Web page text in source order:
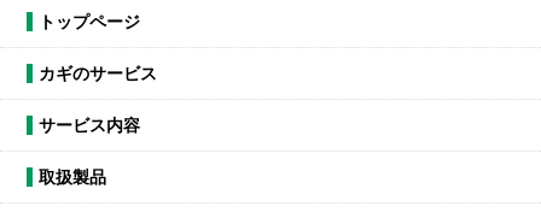
トップページ
カギのサービス
サービス内容
取扱製品